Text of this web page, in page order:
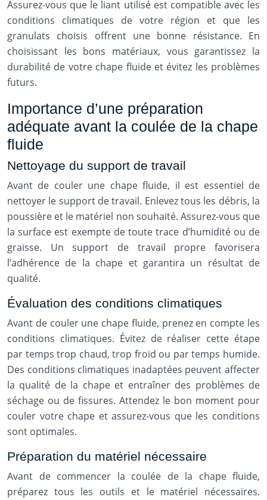
Assurez-vous que le liant utilisé est compatible avec les
conditions climatiques de votre région et que les
granulats choisis offrent une bonne résistance. En
choisissant les bons matériaux, vous garantissez la
durabilité de votre chape fluide et évitez les problèmes
futurs.
Importance d’une préparation
adéquate avant la coulée de la chape
fluide
Nettoyage du support de travail
Avant de couler une chape fluide, il est essentiel de
nettoyer le support de travail. Enlevez tous les débris, la
poussière et le matériel non souhaité. Assurez-vous que
la surface est exempte de toute trace d’humidité ou de
graisse. Un support de travail propre favorisera
l’adhérence de la chape et garantira un résultat de
qualité.
Évaluation des conditions climatiques
Avant de couler une chape fluide, prenez en compte les
conditions climatiques. Évitez de réaliser cette étape
par temps trop chaud, trop froid ou par temps humide.
Des conditions climatiques inadaptées peuvent affecter
la qualité de la chape et entraîner des problèmes de
séchage ou de fissures. Attendez le bon moment pour
couler votre chape et assurez-vous que les conditions
sont optimales.
Préparation du matériel nécessaire
Avant de commencer la coulée de la chape fluide,
préparez tous les outils et le matériel nécessaires.